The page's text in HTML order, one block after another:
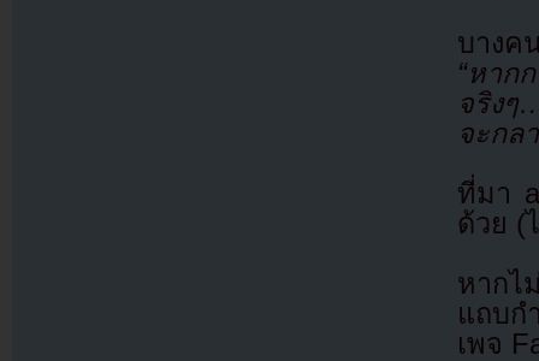
บางค
“หาก
จริง
จะกล
ที่มา
ด้วย (
หากไ
แถบก
เพจ